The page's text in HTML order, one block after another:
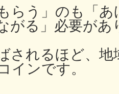
らう」のも「
がる」必要があ
されるほど、地
インです。
日置